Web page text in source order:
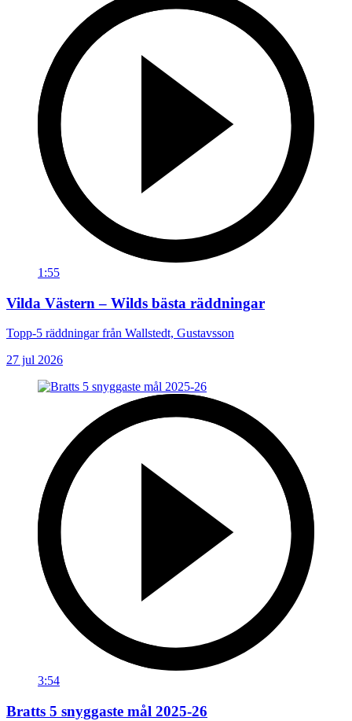
1:55
Vilda Västern – Wilds bästa räddningar
Topp-5 räddningar från Wallstedt, Gustavsson
27 jul 2026
3:54
Bratts 5 snyggaste mål 2025-26